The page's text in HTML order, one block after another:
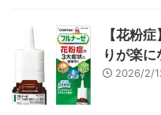
【花粉
りが楽
2026/2/